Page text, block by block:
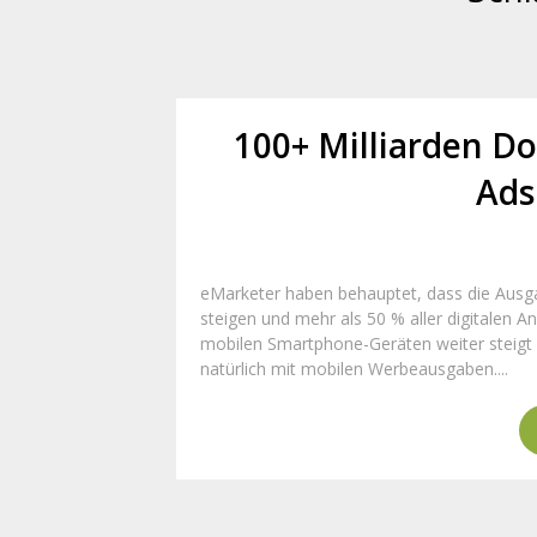
100+ Milliarden
eMarketer haben behauptet, dass die
steigen und mehr als 50 % aller digitalen
mobilen Smartphone-Geräten weiter
natürlich mit mobilen Werbeausgaben....